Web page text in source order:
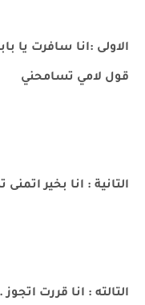
الاولى :انا سافرت يا
قول لامي تسامحني
التانية : انا بخير
التالته : انا قررت اتجوز